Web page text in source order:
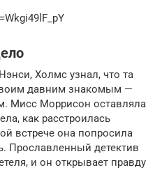
Холмс узнал, что та
давним знакомым —
Мисс Моррисон оставляла
как расстроилась
встрече она попросила
Прославленный детектив
и он открывает правду